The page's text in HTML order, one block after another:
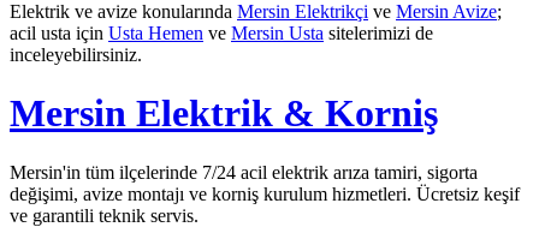
Elektrik ve avize konularında Mersin Elektrikçi ve Mersin Avize;
acil usta için Usta Hemen ve Mersin Usta sitelerimizi de
inceleyebilirsiniz.
Mersin Elektrik & Korniş
Mersin'in tüm ilçelerinde 7/24 acil elektrik arıza tamiri, sigorta
değişimi, avize montajı ve korniş kurulum hizmetleri. Ücretsiz keşif
ve garantili teknik servis.